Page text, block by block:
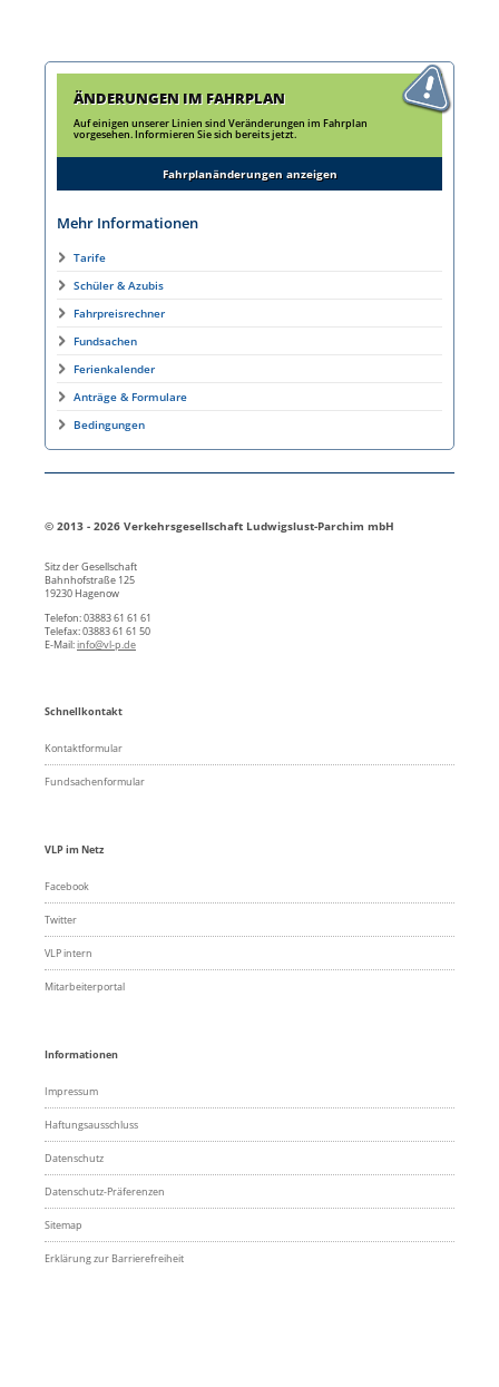
ÄNDERUNGEN IM FAHRPLAN
Auf einigen unserer Linien sind Veränderungen im Fahrplan
vorgesehen. Informieren Sie sich bereits jetzt.
Fahrplanänderungen anzeigen
Mehr Informationen
Tarife
Schüler & Azubis
Fahrpreisrechner
Fundsachen
Ferienkalender
Anträge & Formulare
Bedingungen
© 2013 - 2026 Verkehrsgesellschaft Ludwigslust-Parchim mbH
Sitz der Gesellschaft
Bahnhofstraße 125
19230 Hagenow
Telefon: 03883 61 61 61
Telefax: 03883 61 61 50
E-Mail:info@vl-p.de
Schnellkontakt
Kontaktformular
Fundsachenformular
VLP im Netz
Facebook
Twitter
VLP intern
Mitarbeiterportal
Informationen
Impressum
Haftungsausschluss
Datenschutz
Datenschutz-Präferenzen
Sitemap
Erklärung zur Barrierefreiheit